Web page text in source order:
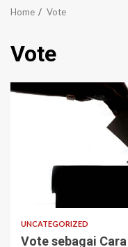
Home Vote
Vote
3 min read
UNCATEGORIZED
Vote sebagai